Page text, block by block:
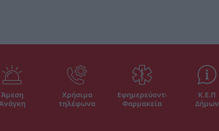
Άμεση
Χρήσιμα
τηλέφωνα
Εφημερεύοντα
Φαρμακεία
Κ.Ε.Π
Δήμων